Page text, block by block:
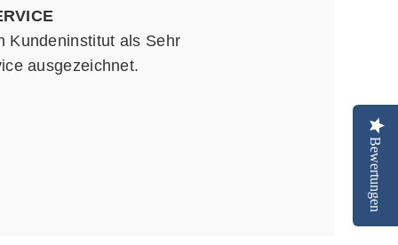
Kundeninstitut als Sehr
ausgezeichnet.
Bewertungen